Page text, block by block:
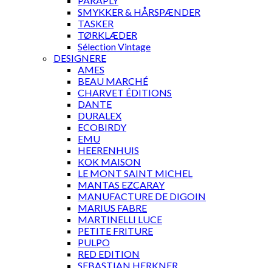
SMYKKER & HÅRSPÆNDER
TASKER
TØRKLÆDER
Sélection Vintage
DESIGNERE
AMES
BEAU MARCHÉ
CHARVET ÉDITIONS
DANTE
DURALEX
ECOBIRDY
EMU
HEERENHUIS
KOK MAISON
LE MONT SAINT MICHEL
MANTAS EZCARAY
MANUFACTURE DE DIGOIN
MARIUS FABRE
MARTINELLI LUCE
PETITE FRITURE
PULPO
RED EDITION
SEBASTIAN HERKNER